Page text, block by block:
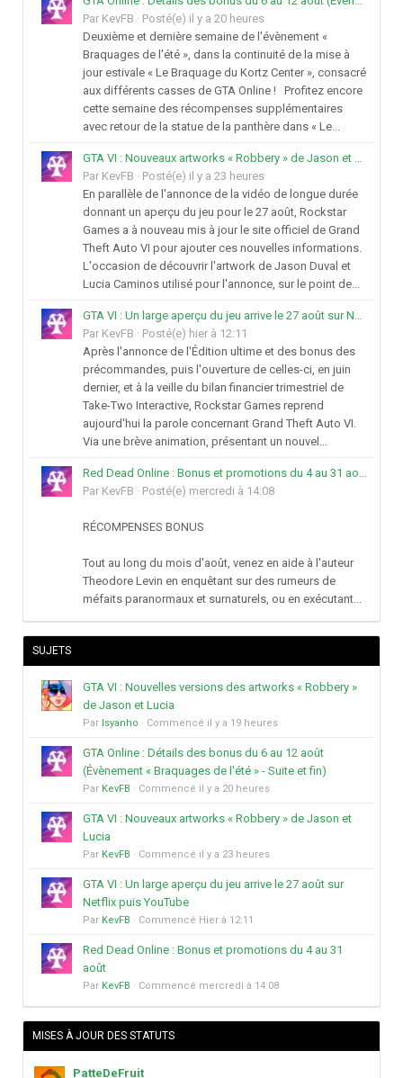
Par KevFB · Posté(e) il y a 20 heures
Deuxième et dernière semaine de l'évènement «
Braquages de l'été », dans la continuité de la mise à
jour estivale « Le Braquage du Kortz Center », consacré
aux différents casses de GTA Online ! Profitez encore
cette semaine des récompenses supplémentaires
avec retour de la statue de la panthère dans « Le...
Par KevFB · Posté(e) il y a 23 heures
En parallèle de l'annonce de la vidéo de longue durée
donnant un aperçu du jeu pour le 27 août, Rockstar
Games a à nouveau mis à jour le site officiel de Grand
Theft Auto VI pour ajouter ces nouvelles informations.
L'occasion de découvrir l'artwork de Jason Duval et
Lucia Caminos utilisé pour l'annonce, sur le point de...
Par KevFB · Posté(e) hier à 12:11
Après l'annonce de l'Édition ultime et des bonus des
précommandes, puis l'ouverture de celles-ci, en juin
dernier, et à la veille du bilan financier trimestriel de
Take-Two Interactive, Rockstar Games reprend
aujourd'hui la parole concernant Grand Theft Auto VI.
Via une brève animation, présentant un nouvel...
Par KevFB · Posté(e) mercredi à 14:08
RÉCOMPENSES BONUS
Tout au long du mois d'août, venez en aide à l'auteur
Theodore Levin en enquêtant sur des rumeurs de
méfaits paranormaux et surnaturels, ou en exécutant...
SUJETS
GTA VI : Nouvelles versions des artworks « Robbery »
de Jason et Lucia
Par Isyanho · Commencé il y a 19 heures
GTA Online : Détails des bonus du 6 au 12 août
(Évènement « Braquages de l'été » - Suite et fin)
Par KevFB · Commencé il y a 20 heures
GTA VI : Nouveaux artworks « Robbery » de Jason et
Lucia
Par KevFB · Commencé il y a 23 heures
GTA VI : Un large aperçu du jeu arrive le 27 août sur
Netflix puis YouTube
Par KevFB · Commencé Hier à 12:11
Red Dead Online : Bonus et promotions du 4 au 31
août
Par KevFB · Commencé mercredi à 14:08
MISES À JOUR DES STATUTS
PatteDeFruit